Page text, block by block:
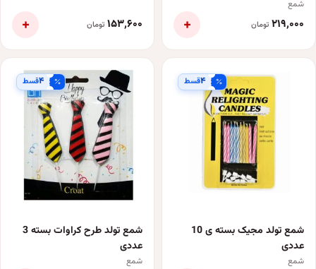
شمع
۲۱۹٬۰۰۰ تومان + ۱۵۳٬۶۰۰ تومان +
۴قسط
شمع تولد مجیک بسته ی 10
عددی
شمع
۴قسط
شمع تولد طرح کراوات بسته 3
عددی
شمع